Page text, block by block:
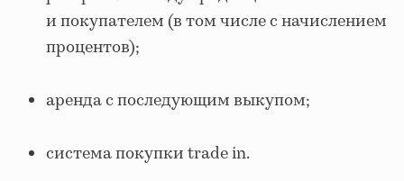
и покупателем (в том числе с начислением
процентов);
аренда с последующим выкупом;
система покупки trade in.